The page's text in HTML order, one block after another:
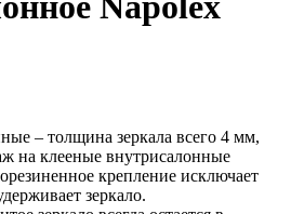
– толщина зеркала всего 4 мм,
на клееные внутрисалонные
крепление исключает
зеркало.